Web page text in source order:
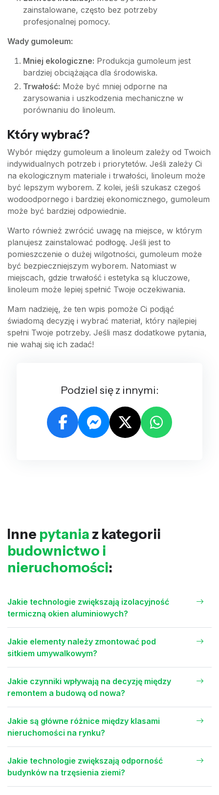
zainstalowane, często bez potrzeby
profesjonalnej pomocy.
Wady gumoleum:
Mniej ekologiczne: Produkcja gumoleum jest
bardziej obciążająca dla środowiska.
Trwałość: Może być mniej odporne na
zarysowania i uszkodzenia mechaniczne w
porównaniu do linoleum.
Który wybrać?
Wybór między gumoleum a linoleum zależy od Twoich
indywidualnych potrzeb i priorytetów. Jeśli zależy Ci
na ekologicznym materiale i trwałości, linoleum może
być lepszym wyborem. Z kolei, jeśli szukasz czegoś
wodoodpornego i bardziej ekonomicznego, gumoleum
może być bardziej odpowiednie.
Warto również zwrócić uwagę na miejsce, w którym
planujesz zainstalować podłogę. Jeśli jest to
pomieszczenie o dużej wilgotności, gumoleum może
być bezpieczniejszym wyborem. Natomiast w
miejscach, gdzie trwałość i estetyka są kluczowe,
linoleum może lepiej spełnić Twoje oczekiwania.
Mam nadzieję, że ten wpis pomoże Ci podjąć
świadomą decyzję i wybrać materiał, który najlepiej
spełni Twoje potrzeby. Jeśli masz dodatkowe pytania,
nie wahaj się ich zadać!
Podziel się z innymi:
Inne pytania z kategorii
budownictwo i
nieruchomości:
Jakie technologie zwiększają izolacyjność
termiczną okien aluminiowych?
Jakie elementy należy zmontować pod
sitkiem umywalkowym?
Jakie czynniki wpływają na decyzję między
remontem a budową od nowa?
Jakie są główne różnice między klasami
nieruchomości na rynku?
Jakie technologie zwiększają odporność
budynków na trzęsienia ziemi?